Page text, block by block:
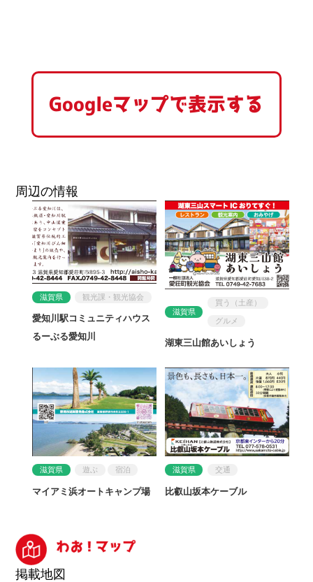
Googleマップで表示する
周辺の情報
滋賀県 観光課・観光協会
愛知川駅コミュニティハウス
るーぶる愛知川
滋賀県
買う（土産）
グルメ
湖東三山館あいしょう
滋賀県 遊ぶ 宿泊
マイアミ浜オートキャンプ場
滋賀県 交通
比叡山坂本ケーブル
掲載地図